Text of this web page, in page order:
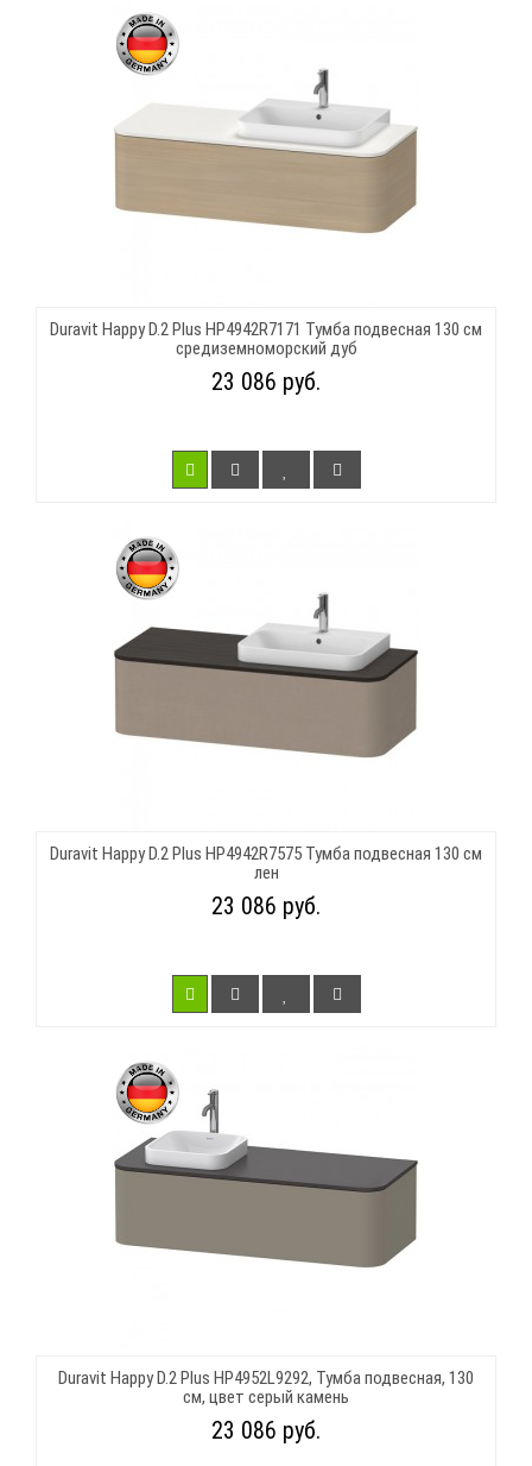
Duravit Happy D.2 Plus HP4942R7171 Тумба подвесная 130 см
средиземноморский дуб
23 086 руб.
Duravit Happy D.2 Plus HP4942R7575 Тумба подвесная 130 см
лен
23 086 руб.
Duravit Happy D.2 Plus HP4952L9292, Тумба подвесная, 130
см, цвет серый камень
23 086 руб.